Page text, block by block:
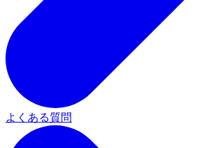
よくある質問